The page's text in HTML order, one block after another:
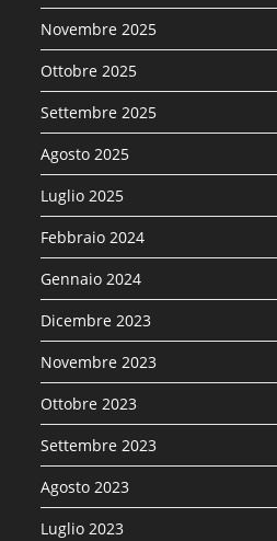
Novembre 2025
Ottobre 2025
Settembre 2025
Agosto 2025
Luglio 2025
Febbraio 2024
Gennaio 2024
Dicembre 2023
Novembre 2023
Ottobre 2023
Settembre 2023
Agosto 2023
Luglio 2023